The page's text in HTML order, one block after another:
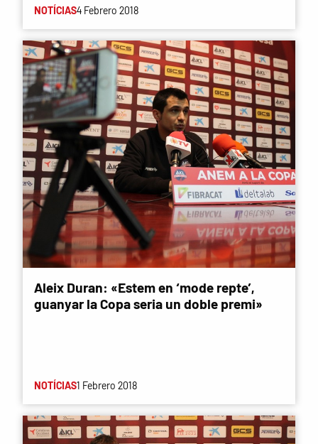
NOTÍCIAS4 Febrero 2018
Aleix Duran: «Estem en ‘mode repte’,
guanyar la Copa seria un doble premi»
NOTÍCIAS1 Febrero 2018